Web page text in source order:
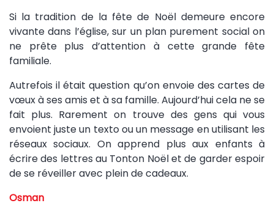
Si la tradition de la fête de Noël demeure encore
vivante dans l’église, sur un plan purement social on
ne prête plus d’attention à cette grande fête
familiale.
Autrefois il était question qu’on envoie des cartes de
vœux à ses amis et à sa famille. Aujourd’hui cela ne se
fait plus. Rarement on trouve des gens qui vous
envoient juste un texto ou un message en utilisant les
réseaux sociaux. On apprend plus aux enfants à
écrire des lettres au Tonton Noël et de garder espoir
de se réveiller avec plein de cadeaux.
Osman